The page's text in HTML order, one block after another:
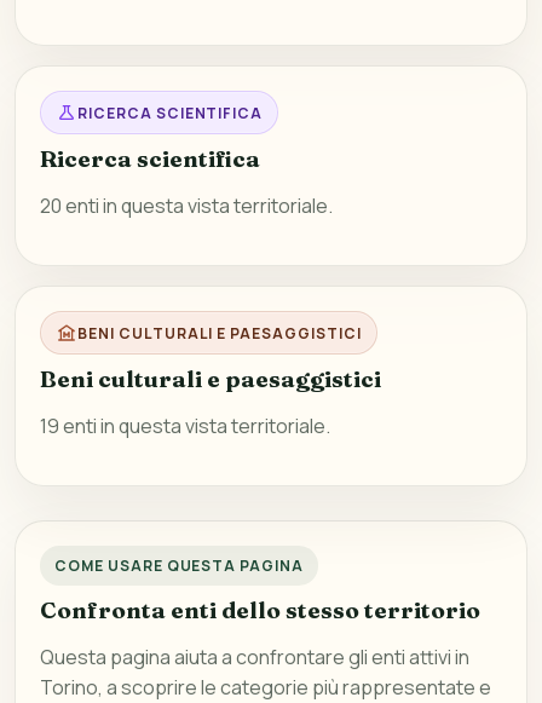
RICERCA SCIENTIFICA
Ricerca scientifica
20 enti in questa vista territoriale.
BENI CULTURALI E PAESAGGISTICI
Beni culturali e paesaggistici
19 enti in questa vista territoriale.
COME USARE QUESTA PAGINA
Confronta enti dello stesso territorio
Questa pagina aiuta a confrontare gli enti attivi in
Torino, a scoprire le categorie più rappresentate e